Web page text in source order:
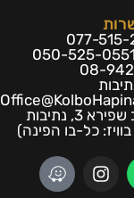
077-515-
050-525-0551
3, נתיבות
ויז: כל-בו הפינה)